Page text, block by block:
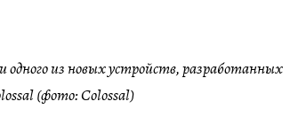
из новых устройств, разработанных
(фото: Colossal)